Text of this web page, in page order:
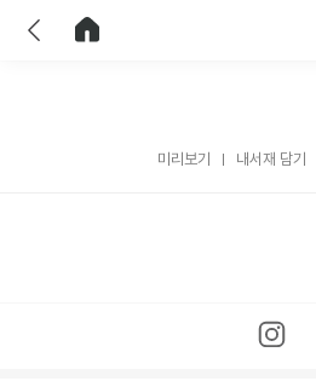
미리보기 내서재 담기